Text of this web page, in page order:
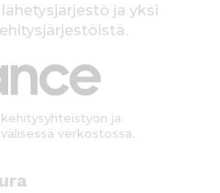
ja yksi
ja
verkostossa.